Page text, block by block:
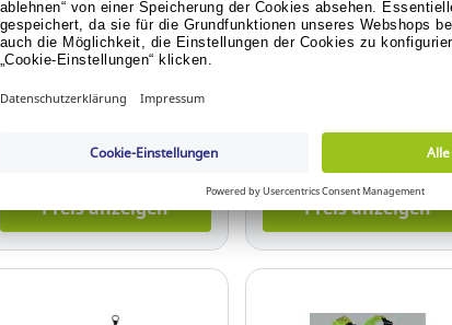
Gurt Größe: S/M/L
Art.-Nr.: 20.321.972
oder Konto erstellen.
Preis anzeigen
Verschlusskarabiner
oder Konto erstellen.
Preis anzeigen